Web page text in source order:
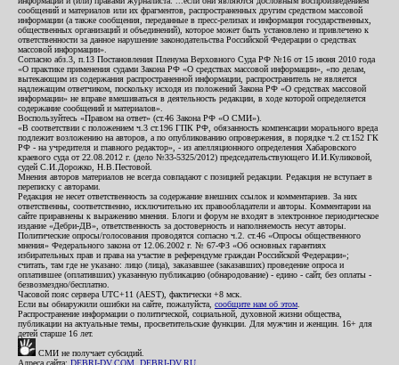
сообщений и материалов или их фрагментов, распространенных другим средством массовой
информации (а также сообщения, переданные в пресс-релизах и информация государственных,
общественных организаций и объединений), которое может быть установлено и привлечено к
ответственности за данное нарушение законодательства Российской Федерации о средствах
массовой информации».
Согласно абз.3, п.13 Постановления Пленума Верховного Суда РФ №16 от 15 июня 2010 года
«О практике применения судами Закона РФ «О средствах массовой информации», «по делам,
вытекающим из содержания распространенной информации, распространитель не является
надлежащим ответчиком, поскольку исходя из положений Закона РФ «О средствах массовой
информации» не вправе вмешиваться в деятельность редакции, в ходе которой определяется
содержание сообщений и материалов».
Воспользуйтесь «Правом на ответ» (ст.46 Закона РФ «О СМИ»).
«В соответствии с положением ч.3 ст.196 ГПК РФ, обязанность компенсации морального вреда
подлежит возложению на авторов, а по опубликованию опровержения, в порядке ч.2 ст.152 ГК
РФ - на учредителя и главного редактор», - из апелляционного определения Хабаровского
краевого суда от 22.08.2012 г. (дело №33-5325/2012) председательствующего И.И.Куликовой,
судей С.И.Дорожко, Н.В.Пестовой.
Мнения авторов материалов не всегда совпадают с позицией редакции. Редакция не вступает в
переписку с авторами.
Редакция не несет ответственность за содержание внешних ссылок и комментариев. За них
ответственны, соответственно, исключительно их правообладатели и авторы. Комментарии на
сайте приравнены к выражению мнения. Блоги и форум не входят в электронное периодическое
издание «Дебри-ДВ», ответственность за достоверность и наполняемость несут авторы.
Политические опросы/голосования проводятся согласно ч.2. ст.46 «Опросы общественного
мнения» Федерального закона от 12.06.2002 г. № 67-ФЗ «Об основных гарантиях
избирательных прав и права на участие в референдуме граждан Российской Федерации»;
считать, там где не указано: лицо (лица), заказавшее (заказавших) проведение опроса и
оплатившее (оплативших) указанную публикацию (обнародование) - едино - сайт, без оплаты -
безвозмездно/бесплатно.
Часовой пояс сервера UTC+11 (AEST), фактически +8 мск.
Если вы обнаружили ошибки на сайте, пожалуйста, сообщите нам об этом
Распространение информации о политической, социальной, духовной жизни общества,
публикации на актуальные темы, просветительские функции. Для мужчин и женщин. 16+ для
детей старше 16 лет.
СМИ не получает субсидий.
Адреса сайта: DEBRI-DV.COM DEBRI-DV.RU